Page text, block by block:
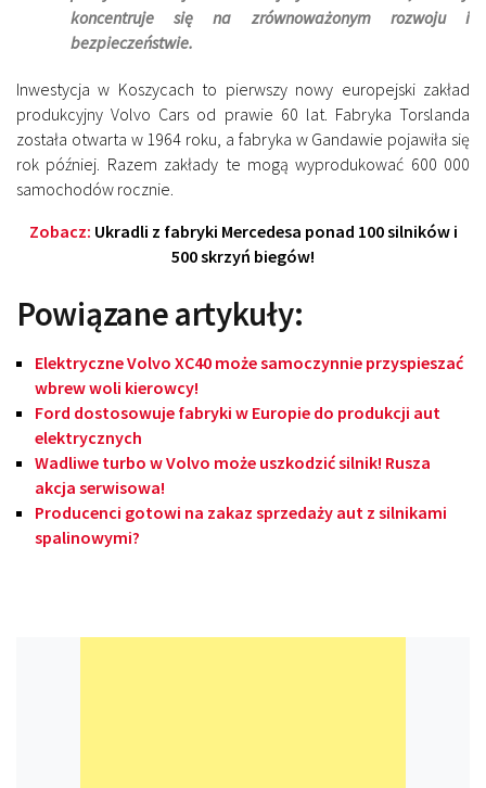
koncentruje się na zrównoważonym rozwoju i
bezpieczeństwie.
Inwestycja w Koszycach to pierwszy nowy europejski zakład
produkcyjny Volvo Cars od prawie 60 lat. Fabryka Torslanda
została otwarta w 1964 roku, a fabryka w Gandawie pojawiła się
rok później. Razem zakłady te mogą wyprodukować 600 000
samochodów rocznie.
Zobacz: Ukradli z fabryki Mercedesa ponad 100 silników i
500 skrzyń biegów!
Powiązane artykuły:
Elektryczne Volvo XC40 może samoczynnie przyspieszać
wbrew woli kierowcy!
Ford dostosowuje fabryki w Europie do produkcji aut
elektrycznych
Wadliwe turbo w Volvo może uszkodzić silnik! Rusza
akcja serwisowa!
Producenci gotowi na zakaz sprzedaży aut z silnikami
spalinowymi?